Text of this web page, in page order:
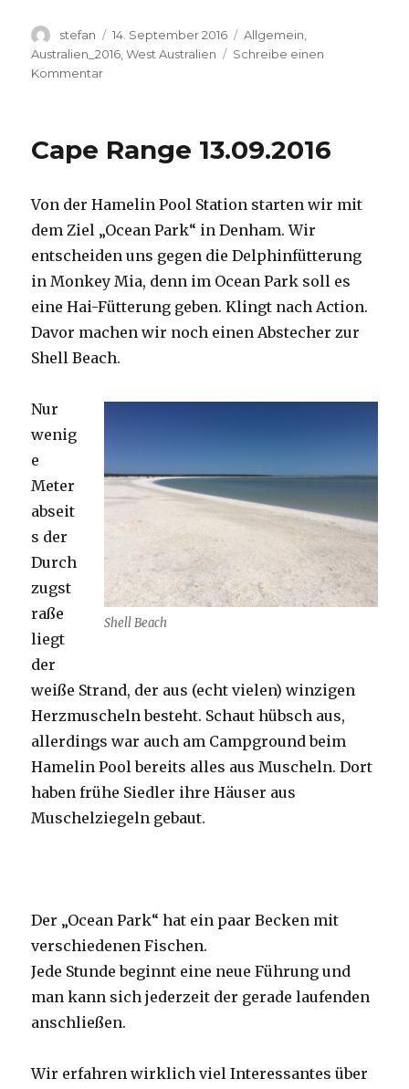
Autor
stefan
Veröffentlicht
am
14. September 2016 Kategorien
Allgemein
Australien_2016 ,West Australien
Schreibe einen
Kommentarzu
Cape Range 13.09.2016
Von der Hamelin Pool Station starten wir mit
dem Ziel „Ocean Park“ in Denham. Wir
entscheiden uns gegen die Delphinfütterung
in Monkey Mia, denn im Ocean Park soll es
eine Hai-Fütterung geben. Klingt nach Action.
Davor machen wir noch einen Abstecher zur
Shell Beach.
Shell Beach
Nur
wenig
e
Meter
abseit
s der
Durch
zugst
raße
liegt
der
weiße Strand, der aus (echt vielen) winzigen
Herzmuscheln besteht. Schaut hübsch aus,
allerdings war auch am Campground beim
Hamelin Pool bereits alles aus Muscheln. Dort
haben frühe Siedler ihre Häuser aus
Muschelziegeln gebaut.
Der „Ocean Park“ hat ein paar Becken mit
verschiedenen Fischen.
Jede Stunde beginnt eine neue Führung und
man kann sich jederzeit der gerade laufenden
anschließen.
Wir erfahren wirklich viel Interessantes über